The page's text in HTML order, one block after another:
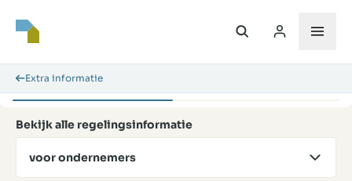
Extra informatie
Bekijk alle regelingsinformatie
voor ondernemers